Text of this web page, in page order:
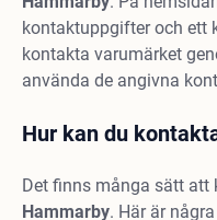
kontaktuppgifter och ett
kontakta varumärket
använda de angivna
Hur kan du
Det finns många sätt att
Hammarby. Här är